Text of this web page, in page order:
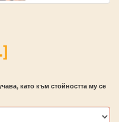
като към стойността му се